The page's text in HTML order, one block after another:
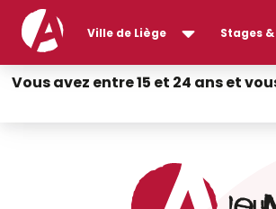
Ville de Liège Stages
Vous avez entre 15 et 24 ans et